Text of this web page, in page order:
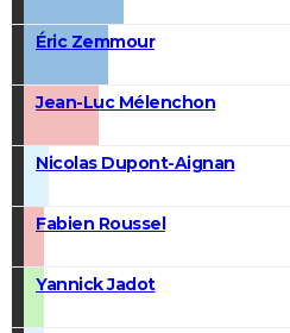
Éric Zemmour
Jean-Luc Mélenchon
Nicolas Dupont-Aignan
Fabien Roussel
Yannick Jadot